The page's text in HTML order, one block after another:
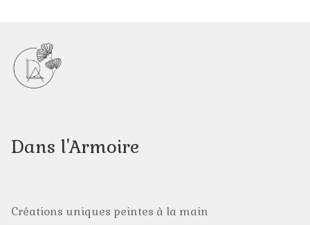
Les collections
Blanc et or
Dans l'Armoire
Créations uniques peintes à la main